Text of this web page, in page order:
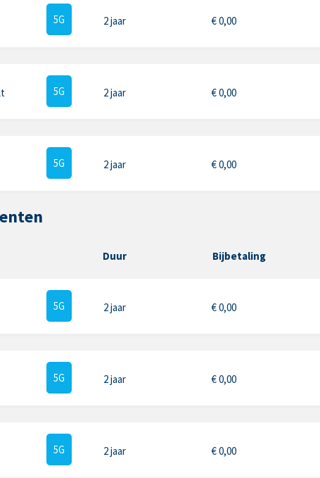
5G 2 jaar €0,00
5G 2 jaar €0,00
5G 2 jaar €0,00
Duur Bijbetaling
5G 2 jaar €0,00
5G 2 jaar €0,00
5G 2 jaar €0,00